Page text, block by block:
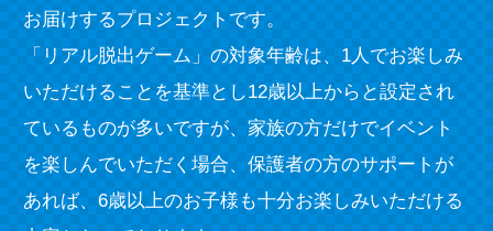
お届けするプロジェクトです。
「リアル脱出ゲーム」の対象年齢は、1人でお楽しみ
いただけることを基準とし12歳以上からと設定され
ているものが多いですが、家族の方だけでイベント
を楽しんでいただく場合、保護者の方のサポートが
あれば、6歳以上のお子様も十分お楽しみいただける